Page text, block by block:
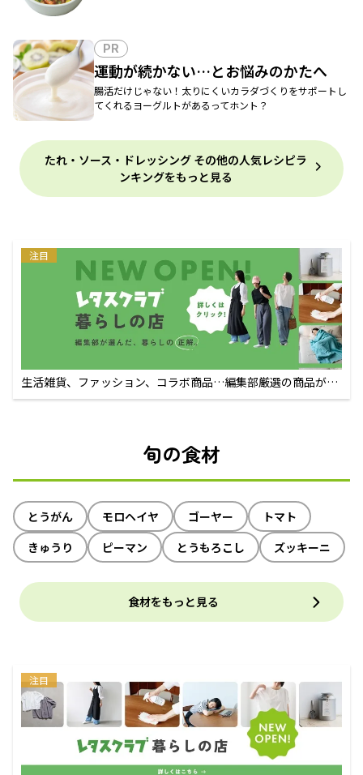
PR
運動が続かない…とお悩みのかたへ
腸活だけじゃない！太りにくいカラダづくりをサポートし
てくれるヨーグルトがあるってホント？
たれ・ソース・ドレッシング その他の人気レシピラ
ンキングをもっと見る
注目
生活雑貨、ファッション、コラボ商品…編集部厳選の商品が買
えるECサイト
旬の食材
とうがん モロヘイヤ ゴーヤー
トマト
きゅうり
ピーマン とうもろこし ズッキーニ
食材をもっと見る
注目